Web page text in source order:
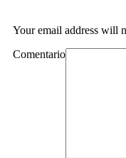
Your email address will
Comentario